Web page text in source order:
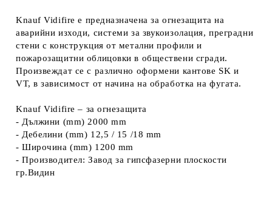
цена не включва транспорт.
Knauf Vidifire е предназначена за огнезащита на
аварийни изходи, системи за звукоизолация, преградни
стени с конструкция от метални профили и
пожарозащитни облицовки в обществени сгради.
Произвеждат се с различно оформени кантове SK и
VT, в зависимост от начина на обработка на фугата.
Knauf Vidifire – за oгнезащита
- Дължини (mm) 2000 mm
- Дебелини (mm) 12,5 / 15 /18 mm
- Широчина (mm) 1200 mm
- Производител: Завод за гипсфазерни плоскости
гр.Видин